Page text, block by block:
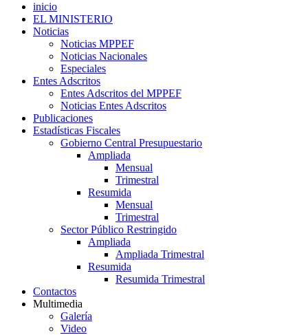
inicio
EL MINISTERIO
Noticias
Noticias MPPEF
Noticias Nacionales
Especiales
Entes Adscritos
Entes Adscritos del MPPEF
Noticias Entes Adscritos
Publicaciones
Estadísticas Fiscales
Gobierno Central Presupuestario
Ampliada
Mensual
Trimestral
Resumida
Mensual
Trimestral
Sector Público Restringido
Ampliada
Ampliada Trimestral
Resumida
Resumida Trimestral
Contactos
Multimedia
Galería
Video